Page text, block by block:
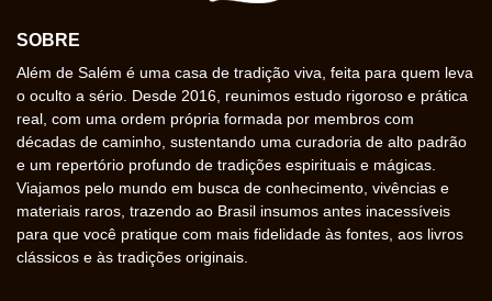
SOBRE
Além de Salém é uma casa de tradição viva, feita para quem leva
o oculto a sério. Desde 2016, reunimos estudo rigoroso e prática
real, com uma ordem própria formada por membros com
décadas de caminho, sustentando uma curadoria de alto padrão
e um repertório profundo de tradições espirituais e mágicas.
Viajamos pelo mundo em busca de conhecimento, vivências e
materiais raros, trazendo ao Brasil insumos antes inacessíveis
para que você pratique com mais fidelidade às fontes, aos livros
clássicos e às tradições originais.